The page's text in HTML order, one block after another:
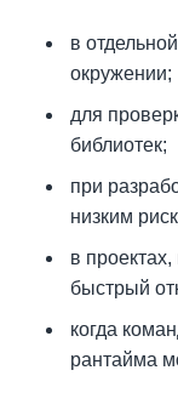
в
окружении;
для
библиотек;
при
низким
в
быстрый
когда
рантайма